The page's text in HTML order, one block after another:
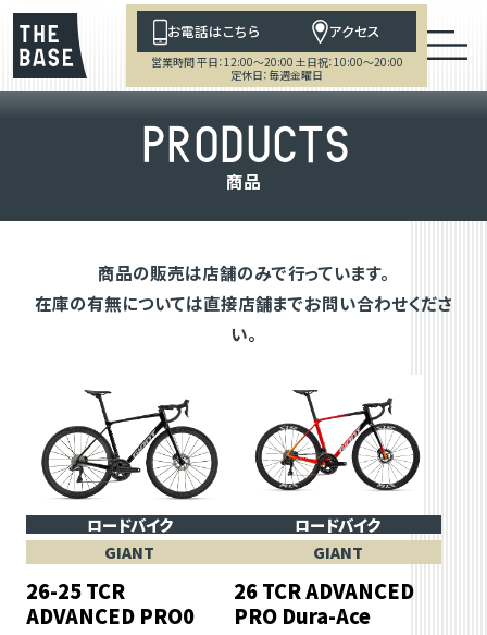
お電話はこちら アクセス
営業時間 平日：12:00～20:00 土日祝：10:00～20:00
定休日：毎週金曜日
PRODUCTS
商品
商品の販売は店舗のみで行っています。
在庫の有無については直接店舗までお問い合わせくださ
い。
ロードバイク
GIANT
26-25 TCR
ADVANCED PRO0
ロードバイク
GIANT
26 TCR ADVANCED
PRO Dura-Ace